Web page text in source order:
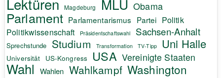
Magdeburg MLU Obama
Parlament Parlamentarismus Partei Politik
Politikwissenschaft Präsidentschaftswahl Sachsen-Anhalt
Sprechstunde Studium Transformation TV-Tipp Uni Halle
Universität US-Kongress USA Vereinigte Staaten
Wahl Wahlen Wahlkampf Washington